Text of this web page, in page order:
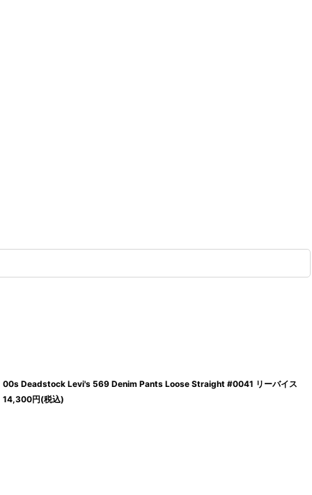
00s Deadstock Levi's 569 Denim Pants Loose Straight #0041 リーバイス
14,300円(税込)